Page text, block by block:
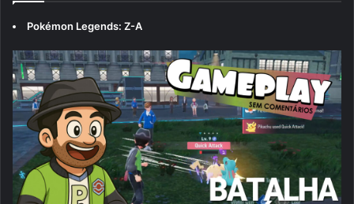
Pokémon Legends: Z-A